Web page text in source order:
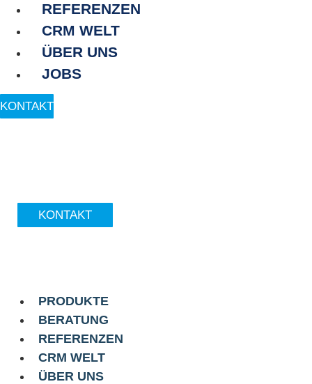
REFERENZEN
CRM WELT
ÜBER UNS
JOBS
KONTAKT
KONTAKT
PRODUKTE
BERATUNG
REFERENZEN
CRM WELT
ÜBER UNS